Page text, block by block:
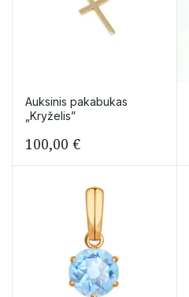
Auksinis pakabukas
„Kryželis”
100,00 €